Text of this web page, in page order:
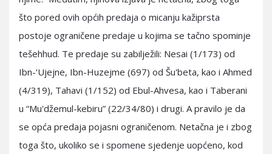
što pored ovih općih predaja o micanju kažiprsta
postoje ograničene predaje u kojima se tačno spominje
tešehhud. Te predaje su zabilježili: Nesai (1/173) od
Ibn-‘Ujejne, Ibn-Huzejme (697) od Šu'beta, kao i Ahmed
(4/319), Tahavi (1/152) od Ebul-Ahvesa, kao i Taberani
u “Mu'džemul-kebiru” (22/34/80) i drugi. A pravilo je da
se opća predaja pojasni ograničenom. Netačna je i zbog
toga što, ukoliko se i spomene sjedenje uopćeno, kod